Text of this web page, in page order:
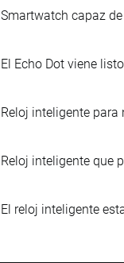
Smartwatch capaz
El Echo Dot viene
Reloj inteligente
Reloj inteligente que
El reloj inteligente